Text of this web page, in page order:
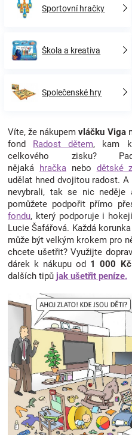
Sportovní hračky
Škola a kreativa
Společenské hry
Víte, že nákupemvláčku Viga
fond Radost dětem, kam
celkového zisku?
nějaká hračka nebo dětské
udělat hned dvojitou radost.
nevybrali, tak se nic
pomůžete podpořit přímo
fondu, který podporuje i
Lucie Šafářová. Každá
může být velkým krokem pro
chcete ušetřit? Využijte
dárek k nákupu od 1 000 Kč
dalších tipů jak ušetřit peníze.